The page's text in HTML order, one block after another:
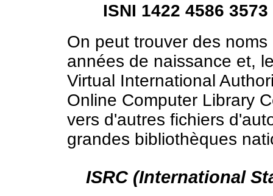
ISNI 1422 4586 3573
On peut trouver des
années de naissance et,
Virtual International
Online Computer Library
vers d'autres fichiers
grandes bibliothèques
ISRC (International